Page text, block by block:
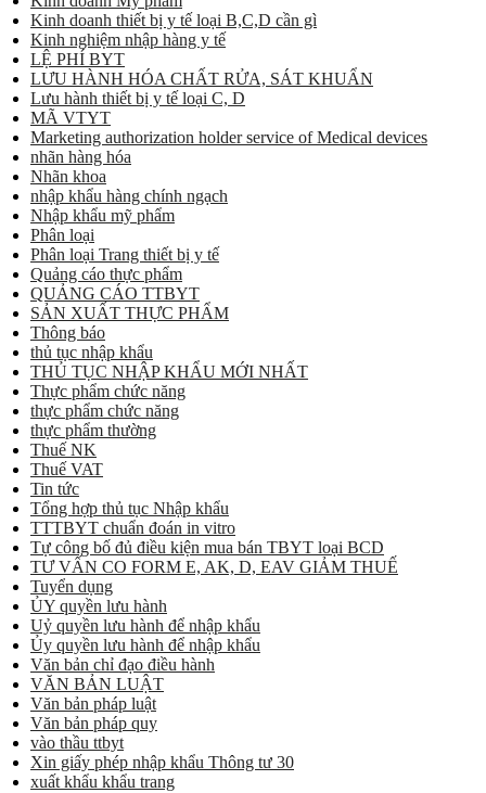
Kinh doanh thiết bị y tế loại B,C,D cần gì
Kinh nghiệm nhập hàng y tế
LỆ PHÍ BYT
LƯU HÀNH HÓA CHẤT RỬA, SÁT KHUẨN
Lưu hành thiết bị y tế loại C, D
MÃ VTYT
Marketing authorization holder service of Medical devices
nhãn hàng hóa
Nhãn khoa
nhập khẩu hàng chính ngạch
Nhập khẩu mỹ phẩm
Phân loại
Phân loại Trang thiết bị y tế
Quảng cáo thực phẩm
QUẢNG CÁO TTBYT
SẢN XUẤT THỰC PHẨM
Thông báo
thủ tục nhập khẩu
THỦ TỤC NHẬP KHẨU MỚI NHẤT
Thực phẩm chức năng
thực phẩm chức năng
thực phẩm thường
Thuế NK
Thuế VAT
Tin tức
Tổng hợp thủ tục Nhập khẩu
TTTBYT chuẩn đoán in vitro
Tự công bố đủ điều kiện mua bán TBYT loại BCD
TƯ VẤN CO FORM E, AK, D, EAV GIẢM THUẾ
Tuyển dụng
ỦY quyền lưu hành
Uỷ quyền lưu hành để nhập khẩu
Ủy quyền lưu hành để nhập khẩu
Văn bản chỉ đạo điều hành
VĂN BẢN LUẬT
Văn bản pháp luật
Văn bản pháp quy
vào thầu ttbyt
Xin giấy phép nhập khẩu Thông tư 30
xuất khẩu khẩu trang